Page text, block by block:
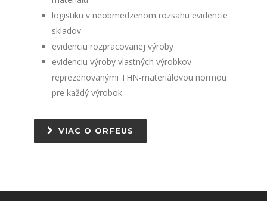
logistiku v neobmedzenom rozsahu evidencie
skladov
evidenciu rozpracovanej výroby
evidenciu výroby vlastných výrobkov
reprezenovanými THN-materiálovou normou
pre každý výrobok
VIAC O ORFEUS